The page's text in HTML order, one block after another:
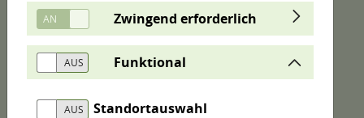
Kartendarstellungen und die Produkte aus
Mediatheken, diese Ergebnisse erreichen Sie über
die Registerkarten.
Suchergebnis für
Zwingend erforderlich
Funktional
Standortauswahl